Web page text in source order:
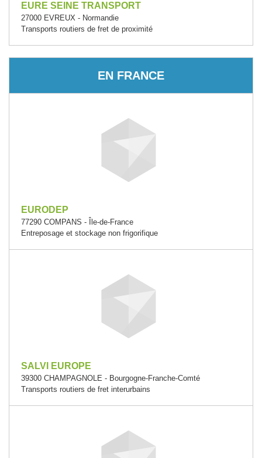
EURE SEINE TRANSPORT
27000 EVREUX - Normandie
Transports routiers de fret de proximité
EN FRANCE
EURODEP
77290 COMPANS - Île-de-France
Entreposage et stockage non frigorifique
SALVI EUROPE
39300 CHAMPAGNOLE - Bourgogne-Franche-Comté
Transports routiers de fret interurbains